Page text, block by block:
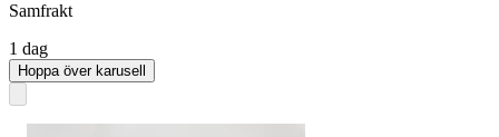
Samfrakt
1 dag
Hoppa över karusell